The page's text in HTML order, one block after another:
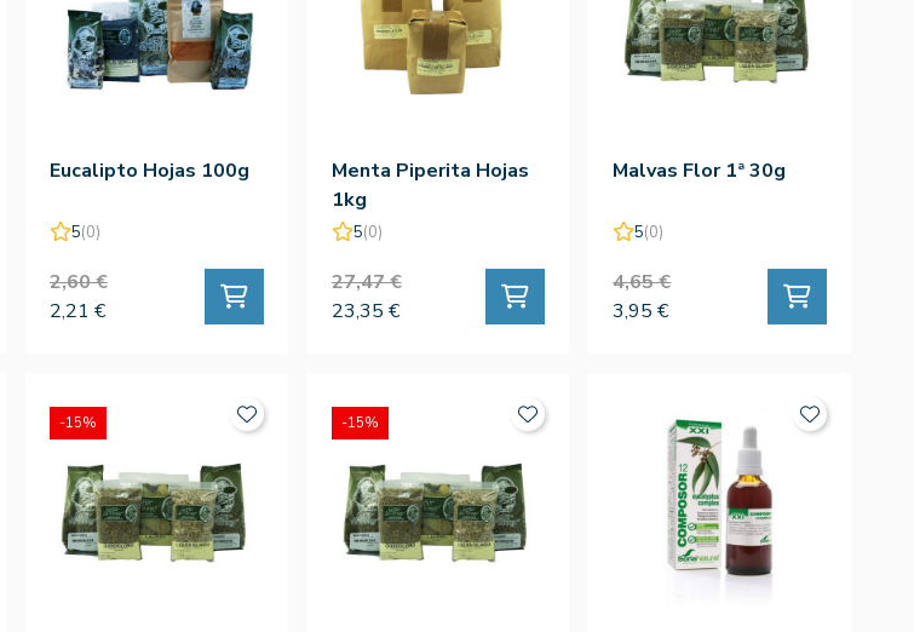
Eucalipto Hojas 100g
5(0)
2,60 €
2,21 €
Menta Piperita Hojas
1kg
5(0)
27,47 €
23,35 €
Malvas Flor 1ª 30g
5(0)
4,65 €
3,95 €
-15% -15%